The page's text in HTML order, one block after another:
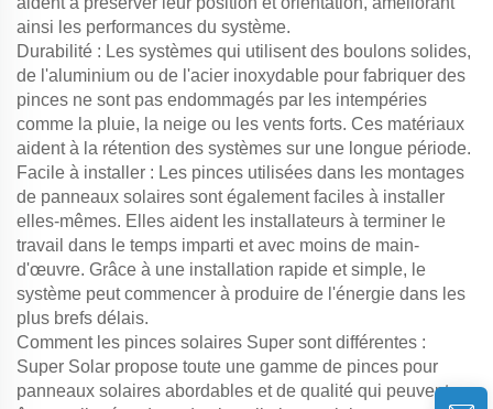
ainsi les performances du système.
Durabilité : Les systèmes qui utilisent des boulons solides,
de l'aluminium ou de l'acier inoxydable pour fabriquer des
pinces ne sont pas endommagés par les intempéries
comme la pluie, la neige ou les vents forts. Ces matériaux
aident à la rétention des systèmes sur une longue période.
Facile à installer : Les pinces utilisées dans les montages
de panneaux solaires sont également faciles à installer
elles-mêmes. Elles aident les installateurs à terminer le
travail dans le temps imparti et avec moins de main-
d'œuvre. Grâce à une installation rapide et simple, le
système peut commencer à produire de l'énergie dans les
plus brefs délais.
Comment les pinces solaires Super sont différentes :
Super Solar propose toute une gamme de pinces pour
panneaux solaires abordables et de qualité qui peuvent